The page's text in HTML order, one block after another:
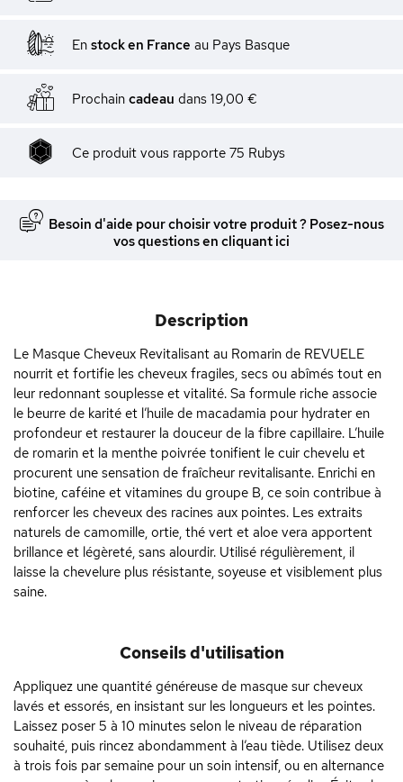
En stock en France au Pays Basque
Prochain cadeau dans 19,00 €
Ce produit vous rapporte 75 Rubys
Besoin d'aide pour choisir votre produit ? Posez-nous
vos questions en cliquant ici
Description
Le Masque Cheveux Revitalisant au Romarin de REVUELE
nourrit et fortifie les cheveux fragiles, secs ou abîmés tout en
leur redonnant souplesse et vitalité. Sa formule riche associe
le beurre de karité et l’huile de macadamia pour hydrater en
profondeur et restaurer la douceur de la fibre capillaire. L’huile
de romarin et la menthe poivrée tonifient le cuir chevelu et
procurent une sensation de fraîcheur revitalisante. Enrichi en
biotine, caféine et vitamines du groupe B, ce soin contribue à
renforcer les cheveux des racines aux pointes. Les extraits
naturels de camomille, ortie, thé vert et aloe vera apportent
brillance et légèreté, sans alourdir. Utilisé régulièrement, il
laisse la chevelure plus résistante, soyeuse et visiblement plus
saine.
Conseils d'utilisation
Appliquez une quantité généreuse de masque sur cheveux
lavés et essorés, en insistant sur les longueurs et les pointes.
Laissez poser 5 à 10 minutes selon le niveau de réparation
souhaité, puis rincez abondamment à l’eau tiède. Utilisez deux
à trois fois par semaine pour un soin intensif, ou en alternance